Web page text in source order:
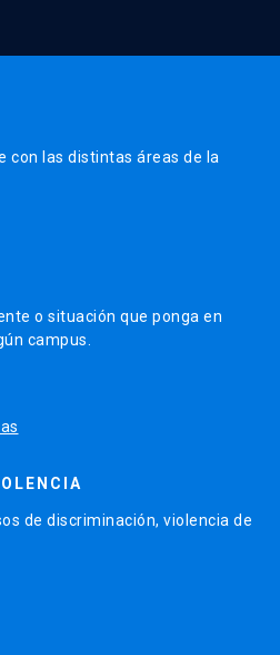
con las distintas áreas de la
o situación que ponga en
campus.
de discriminación, violencia de